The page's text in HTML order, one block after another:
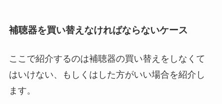
補聴器を買い替えなければならないケース
ここで紹介するのは補聴器の買い替えをしなくて
はいけない、もしくはした方がいい場合を紹介し
ます。